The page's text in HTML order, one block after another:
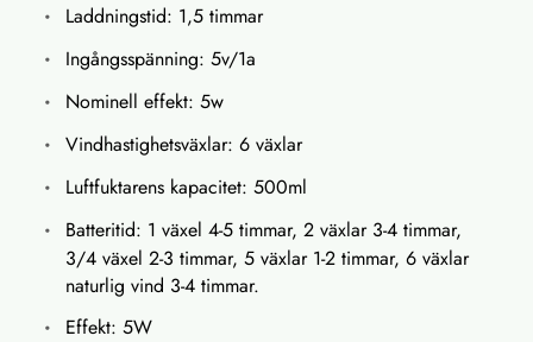
Laddningstid: 1,5 timmar
Ingångsspänning: 5v/1a
Nominell effekt: 5w
Vindhastighetsväxlar: 6 växlar
Luftfuktarens kapacitet: 500ml
Batteritid: 1 växel 4-5 timmar, 2 växlar 3-4 timmar,
3/4 växel 2-3 timmar, 5 växlar 1-2 timmar, 6 växlar
naturlig vind 3-4 timmar.
Effekt: 5W